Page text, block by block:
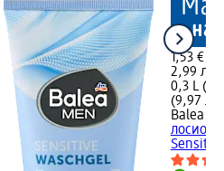
1,53 €
2,99 лв.
0,3 L
(9,97
Balea
лосион